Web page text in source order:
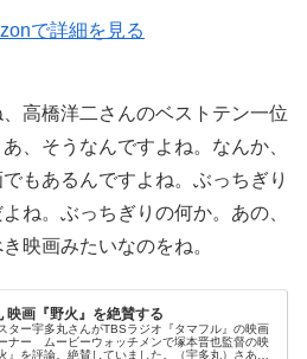
で詳細を見る
高橋洋二さんのベストテン一位
、そうなんですよね。なんか、
もあるんですよね。ぶっちぎり
ね。ぶっちぎりの何か。あの、
映画みたいなのをね。
映画『野火』を絶賛する
ター宇多丸さんがTBSラジオ『タマフル』の映画
ナー ムービーウォッチメンで塚本晋也監督の映
』を評論。絶賛していました。（宇多丸）さあ、